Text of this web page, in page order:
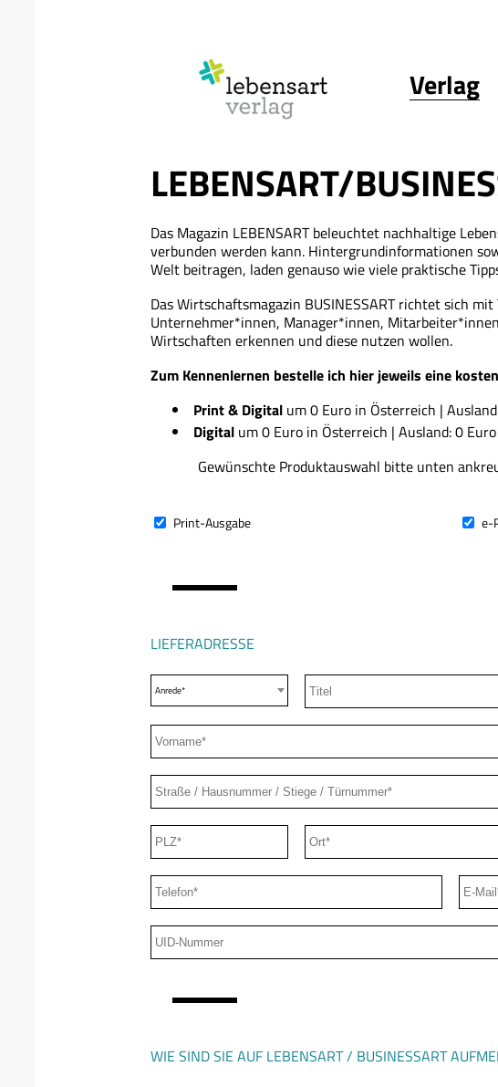
Verlag
LEBENSART/
Das Magazin LEBENSART beleuchtet nachhaltige
verbunden werden kann. Hintergrundinformationen
Welt beitragen, laden genauso wie viele praktische
Das Wirtschaftsmagazin BUSINESSART richtet sich
Unternehmer*innen, Manager*innen,
Wirtschaften erkennen und diese nutzen wollen.
Zum Kennenlernen bestelle ich hier jeweils eine
Print & Digital um 0 Euro in Österreich |
Digital um 0 Euro in Österreich | Ausland: 0 Euro
Gewünschte Produktauswahl bitte unten
TYP Print-Ausgabe e-
LIEFERADRESSE
Anrede*
WIE SIND SIE AUF LEBENSART / BUSINESSART